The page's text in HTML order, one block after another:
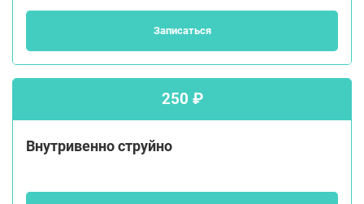
Записаться
250 ₽
Внутривенно струйно